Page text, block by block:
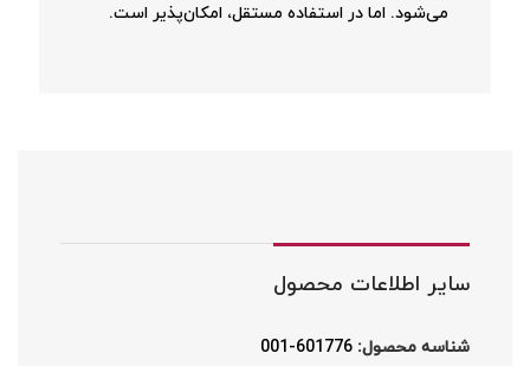
می‌شود. اما در استفاده مستقل، امکان‌پذیر است.
سایر اطلاعات محصول
شناسه محصول: 601776-001